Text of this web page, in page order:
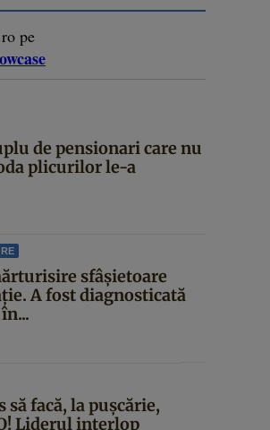
pe
de pensionari care nu
plicurilor le-a
sfâșietoare
A fost diagnosticată
să facă, la pușcărie,
Liderul interlop